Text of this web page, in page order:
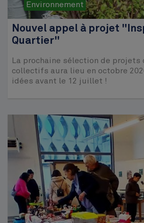
Environnement
Nouvel appel à projet
Quartier"
La prochaine sélection de projets
collectifs aura lieu en octobre
idées avant le 12 juillet !